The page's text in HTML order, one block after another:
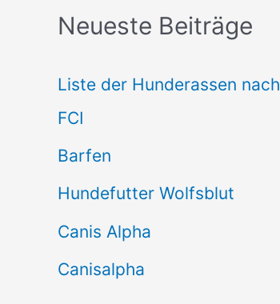
h
n
n
a
c
h
:
Neueste Beiträge
Liste der Hunderassen nach
FCI
Barfen
Hundefutter Wolfsblut
Canis Alpha
Canisalpha